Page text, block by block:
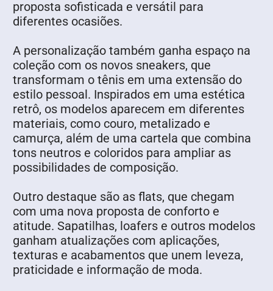
proposta sofisticada e versátil para
diferentes ocasiões.
A personalização também ganha espaço na
coleção com os novos sneakers, que
transformam o tênis em uma extensão do
estilo pessoal. Inspirados em uma estética
retrô, os modelos aparecem em diferentes
materiais, como couro, metalizado e
camurça, além de uma cartela que combina
tons neutros e coloridos para ampliar as
possibilidades de composição.
Outro destaque são as flats, que chegam
com uma nova proposta de conforto e
atitude. Sapatilhas, loafers e outros modelos
ganham atualizações com aplicações,
texturas e acabamentos que unem leveza,
praticidade e informação de moda.